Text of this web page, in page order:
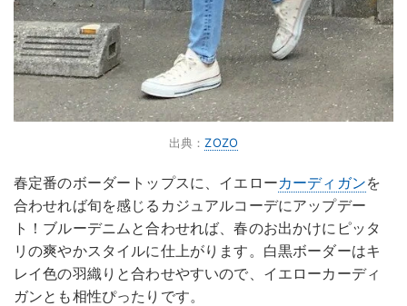
出典：ZOZO
春定番のボーダートップスに、イエローカーディガンを
合わせれば旬を感じるカジュアルコーデにアップデー
ト！ブルーデニムと合わせれば、春のお出かけにピッタ
リの爽やかスタイルに仕上がります。白黒ボーダーはキ
レイ色の羽織りと合わせやすいので、イエローカーディ
ガンとも相性ぴったりです。